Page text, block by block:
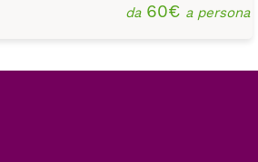
da60€ a persona